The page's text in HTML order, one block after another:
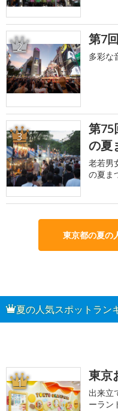
2 第7
多彩な
3
第75
の夏
老若男
の夏ま
東京都の夏の
夏の人気スポットラン
1 東京
出来立
ーラン